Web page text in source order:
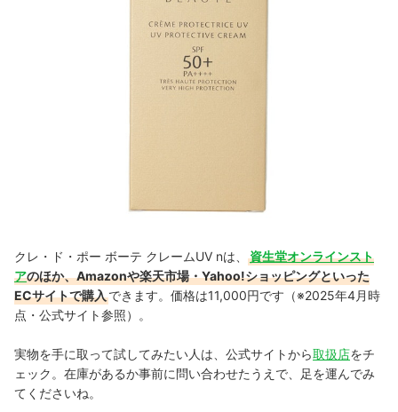
クレ・ド・ポー ボーテ クレームUV nは、
資生堂オンラインスト
アのほか、Amazonや楽天市場・Yahoo!ショッピングといった
ECサイトで購入できます。価格は11,000円です（※2025年4月時
点・公式サイト参照）。
実物を手に取って試してみたい人は、公式サイトから取扱店をチ
ェック。在庫があるか事前に問い合わせたうえで、足を運んでみ
てくださいね。